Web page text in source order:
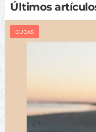
Últimos
DUDAS